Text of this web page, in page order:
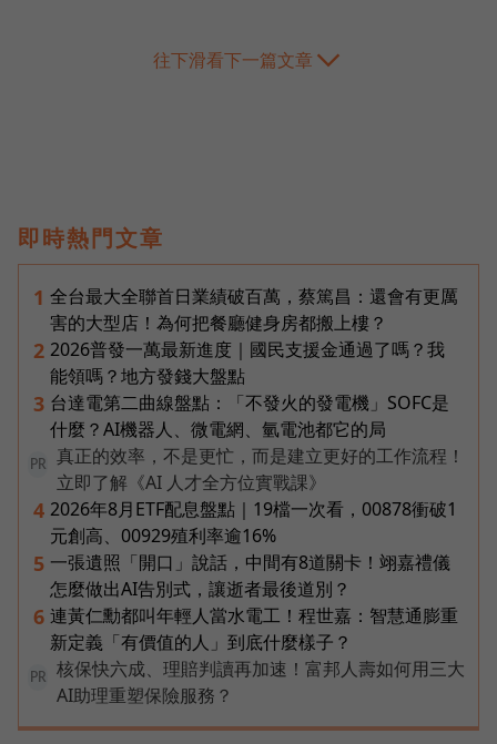
往下滑看下一篇文章
即時熱門文章
1 全台最大全聯首日業績破百萬，蔡篤昌：還會有更厲
害的大型店！為何把餐廳健身房都搬上樓？
2 2026普發一萬最新進度｜國民支援金通過了嗎？我
能領嗎？地方發錢大盤點
3 台達電第二曲線盤點：「不發火的發電機」SOFC是
什麼？AI機器人、微電網、氫電池都它的局
PR
真正的效率，不是更忙，而是建立更好的工作流程！
立即了解《AI 人才全方位實戰課》
4 2026年8月ETF配息盤點｜19檔一次看，00878衝破1
元創高、00929殖利率逾16%
5 一張遺照「開口」說話，中間有8道關卡！翊嘉禮儀
怎麼做出AI告別式，讓逝者最後道別？
6 連黃仁勳都叫年輕人當水電工！程世嘉：智慧通膨重
新定義「有價值的人」到底什麼樣子？
PR
核保快六成、理賠判讀再加速！富邦人壽如何用三大
AI助理重塑保險服務？